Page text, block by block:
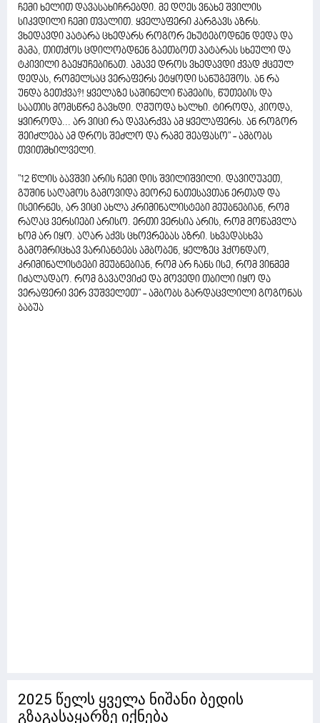
ჩემი ხელით დავასახიჩრებდი. მე დღეს ვნახე შვილის
სიკვდილი ჩემი თვალით. ყველაფერი კარგავს აზრს.
ვხედავდი პატარა ცხედარს როგორ ეხუტებოდნენ დედა და
მამა, თითქოს ცდილობდნენ გაეთბოთ პატარას სხეული და
ტკივილი გაეყუჩებინათ. ამავე დროს ვხედავდი ქვად ქცეულ
დედას, რომელსაც ვერაფერს ეტყოდი სანუგეშოს. ან რა
უნდა გეთქვა?! ყველაზე საშინელი წამების, წუთების და
საათის მომსწრე გავხდი. ღმუოდა ხალხი. ტიროდა, კიოდა,
ყვიროდა... არ ვიცი რა დავარქვა ამ ყველაფერს. ან როგორ
შეიძლება ამ დროს შეძლო და რამე შეაფასო" - ამბობს
თვითმხილველი.
"12 წლის ბავშვი არის ჩემი დის შვილიშვილი. დავიღუპეთ,
გუშინ საღამოს გამოვიდა მეორე ნათესავთან ერთად და
ისეირნეს, არ ვიცი ახლა კრიმინალისტები მეუბნებიან, რომ
რაღაც ვერსიები არისო. ერთი ვერსია არის, რომ მოწამვლა
ხომ არ იყო. აღარ აქვს ცხოვრებას აზრი. სხვადასხვა
გამომრიცხავ ვარიანტებს ამბობენ, ყელზეც ჰქონდაო,
კრიმინალისტები მეუბნებიან, რომ არ ჩანს ისე, რომ ვინმემ
იძალადაო. რომ გავაღვიძე და მოვედი თბილი იყო და
ვერაფერი ვერ ვუშველეთ" - ამბობს გარდაცვლილი გოგონას
ბაბუა
2025 წელს ყველა ნიშანი ბედის
გზაგასაყარზე იქნება